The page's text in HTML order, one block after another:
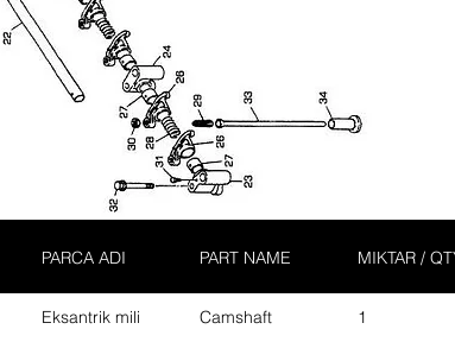
PARCA ADI PART NAME MIKTAR /
Eksantrik mili Camshaft 1